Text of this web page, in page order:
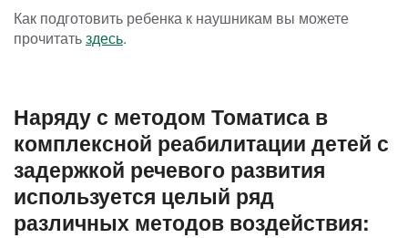
Как подготовить ребенка к наушникам вы можете
прочитатьздесь.
Наряду с методом Томатиса в
комплексной реабилитации детей с
задержкой речевого развития
используется целый ряд
различных методов воздействия: